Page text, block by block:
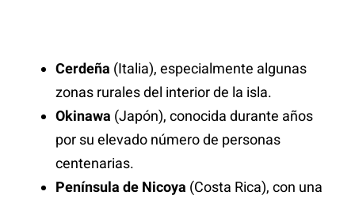
Cerdeña (Italia), especialmente algunas
zonas rurales del interior de la isla.
Okinawa (Japón), conocida durante años
por su elevado número de personas
centenarias.
Península de Nicoya (Costa Rica), con una